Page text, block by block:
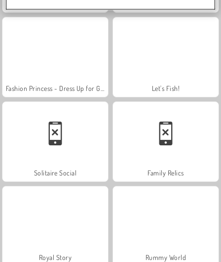
Let's Fish!
Solitaire Social Family Relics
Royal Story Rummy World